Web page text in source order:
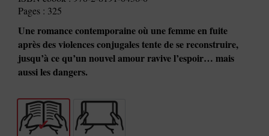
Pages : 325
Une romance contemporaine où une femme en fuite
après des violences conjugales tente de se reconstruire,
jusqu’à ce qu’un nouvel amour ravive l’espoir… mais
aussi les dangers.
Livre E-book